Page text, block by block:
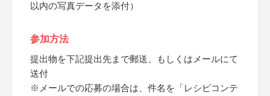
以内の写真データを添付）
参加方法
提出物を下記提出先まで郵送、もしくはメールにて
送付
※メールでの応募の場合は、件名を「レシピコンテ